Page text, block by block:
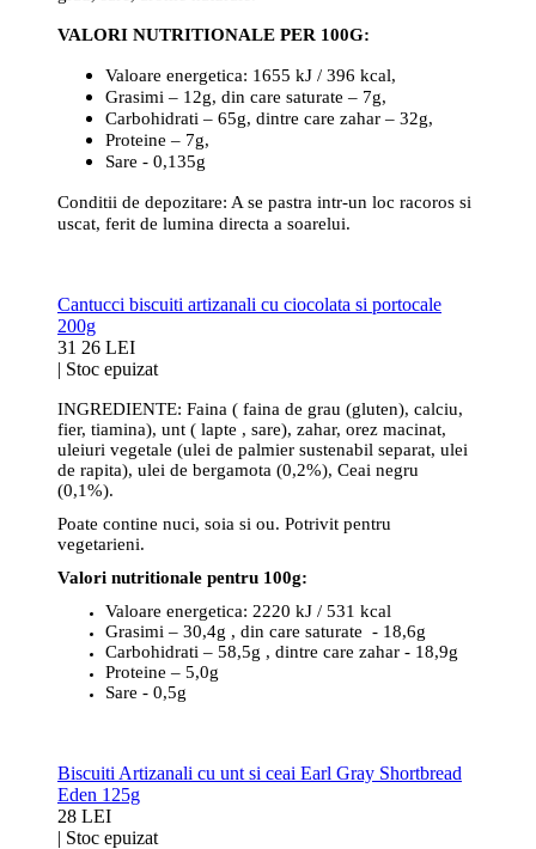
VALORI NUTRITIONALE PER 100G:
Valoare energetica: 1655 kJ / 396 kcal,
Grasimi – 12g, din care saturate – 7g,
Carbohidrati – 65g, dintre care zahar – 32g,
Proteine – 7g,
Sare - 0,135g
Conditii de depozitare: A se pastra intr-un loc racoros si
uscat, ferit de lumina directa a soarelui.
Cantucci biscuiti artizanali cu ciocolata si portocale
200g
31 26 LEI
| Stoc epuizat
INGREDIENTE: Faina ( faina de grau (gluten), calciu,
fier, tiamina), unt ( lapte , sare), zahar, orez macinat,
uleiuri vegetale (ulei de palmier sustenabil separat, ulei
de rapita), ulei de bergamota (0,2%), Ceai negru
(0,1%).
Poate contine nuci, soia si ou. Potrivit pentru
vegetarieni.
Valori nutritionale pentru 100g:
Valoare energetica: 2220 kJ / 531 kcal
Grasimi – 30,4g , din care saturate - 18,6g
Carbohidrati – 58,5g , dintre care zahar - 18,9g
Proteine – 5,0g
Sare - 0,5g
Biscuiti Artizanali cu unt si ceai Earl Gray Shortbread
Eden 125g
28 LEI
| Stoc epuizat